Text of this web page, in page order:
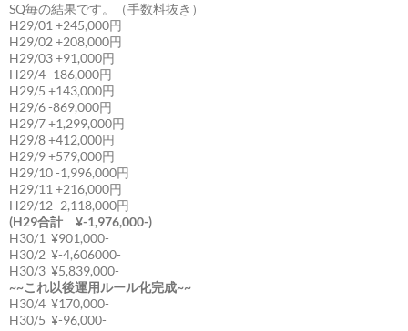
SQ毎の結果です。（手数料抜き）
H29/01 +245,000円
H29/02 +208,000円
H29/03 +91,000円
H29/4 -186,000円
H29/5 +143,000円
H29/6 -869,000円
H29/7 +1,299,000円
H29/8 +412,000円
H29/9 +579,000円
H29/10 -1,996,000円
H29/11 +216,000円
H29/12 -2,118,000円
(H29合計 ¥-1,976,000-)
H30/1 ¥901,000-
H30/2 ¥-4,606000-
H30/3 ¥5,839,000-
~~これ以後運用ルール化完成~~
H30/4 ¥170,000-
H30/5 ¥-96,000-